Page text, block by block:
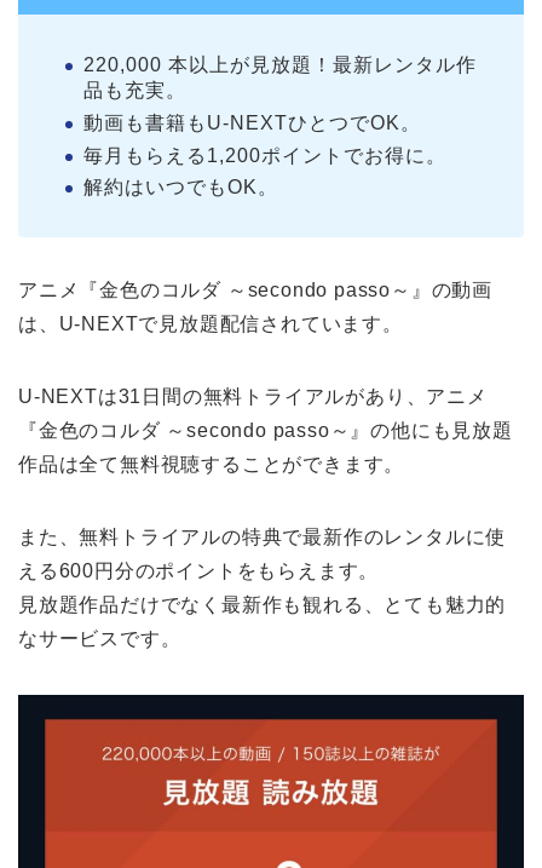
220,000 本以上が見放題！最新レンタル作
品も充実。
動画も書籍もU-NEXTひとつでOK。
毎月もらえる1,200ポイントでお得に。
解約はいつでもOK。
アニメ『金色のコルダ ～secondo passo～』の動画
は、U-NEXTで見放題配信されています。
U-NEXTは31日間の無料トライアルがあり、アニメ
『金色のコルダ ～secondo passo～』の他にも見放題
作品は全て無料視聴することができます。
また、無料トライアルの特典で最新作のレンタルに使
える600円分のポイントをもらえます。
見放題作品だけでなく最新作も観れる、とても魅力的
なサービスです。